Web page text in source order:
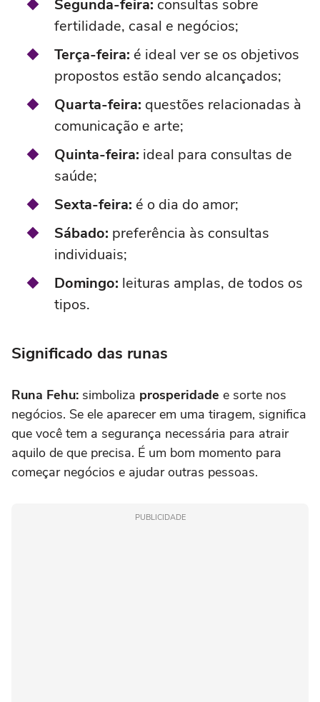
Segunda-feira: consultas sobre
fertilidade, casal e negócios;
Terça-feira: é ideal ver se os objetivos
propostos estão sendo alcançados;
Quarta-feira: questões relacionadas à
comunicação e arte;
Quinta-feira: ideal para consultas de
saúde;
Sexta-feira: é o dia do amor;
Sábado: preferência às consultas
individuais;
Domingo: leituras amplas, de todos os
tipos.
Significado das runas
Runa Fehu: simboliza prosperidade e sorte nos
negócios. Se ele aparecer em uma tiragem, significa
que você tem a segurança necessária para atrair
aquilo de que precisa. É um bom momento para
começar negócios e ajudar outras pessoas.
PUBLICIDADE